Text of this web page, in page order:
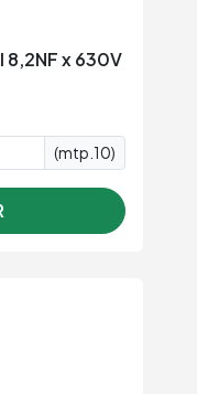
x 630V
(mtp.10)